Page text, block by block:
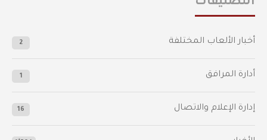
أخبار الألعاب المختلفة 2
أدارة المرافق 1
إدارة الإعلام والاتصال 16